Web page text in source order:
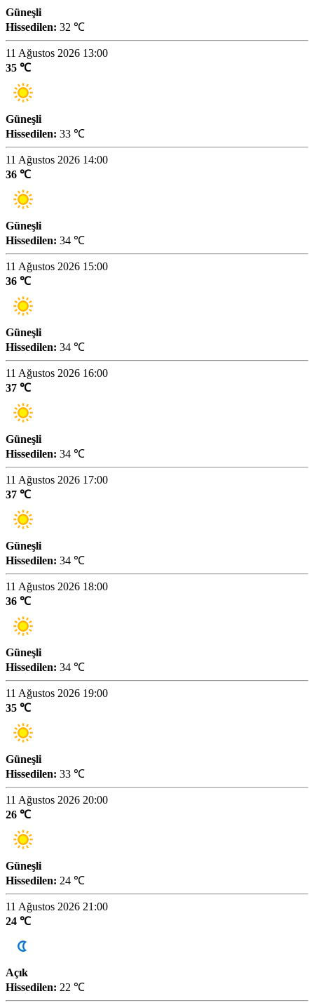
Güneşli
Hissedilen: 32 ℃
11 Ağustos 2026 13:00
35 ℃
Güneşli
Hissedilen: 33 ℃
11 Ağustos 2026 14:00
36 ℃
Güneşli
Hissedilen: 34 ℃
11 Ağustos 2026 15:00
36 ℃
Güneşli
Hissedilen: 34 ℃
11 Ağustos 2026 16:00
37 ℃
Güneşli
Hissedilen: 34 ℃
11 Ağustos 2026 17:00
37 ℃
Güneşli
Hissedilen: 34 ℃
11 Ağustos 2026 18:00
36 ℃
Güneşli
Hissedilen: 34 ℃
11 Ağustos 2026 19:00
35 ℃
Güneşli
Hissedilen: 33 ℃
11 Ağustos 2026 20:00
26 ℃
Güneşli
Hissedilen: 24 ℃
11 Ağustos 2026 21:00
24 ℃
Açık
Hissedilen: 22 ℃